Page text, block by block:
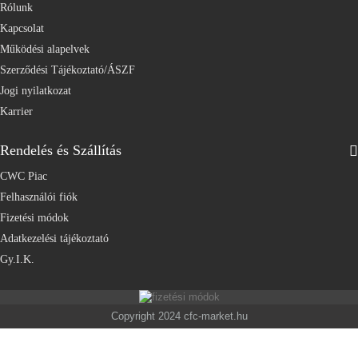
Rólunk
Kapcsolat
Működési alapelvek
Szerződési Tájékoztató/ÁSZF
Jogi nyilatkozat
Karrier
Rendelés és Szállítás
CWC Piac
Felhasználói fiók
Fizetési módok
Adatkezelési tájékoztató
Gy.I.K.
Copyright 2024 cfc-market.hu